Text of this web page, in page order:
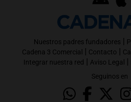
Nuestros padres fundadores |
Cadena 3 Comercial | Contacto |
Integrar nuestra red | Aviso Legal |
Seguinos en